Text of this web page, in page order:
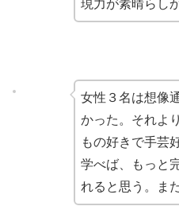
現力が素晴らし
女性３名は想像
かった。それよ
もの好きで手芸
学べば、もっと
れると思う。ま